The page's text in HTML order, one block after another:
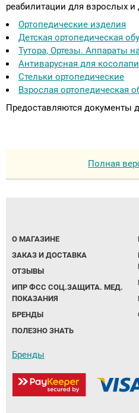
реабилитации для взрослых и
Ортопедические изделия
Детская ортопедическая
Тутора, Ортезы. Аппараты
Антиварусная для
Стельки ортопедические
Взрослая ортопедическая
Предоставляются документы
Полная
О МАГАЗИНЕ
ЗАКАЗ И ДОСТАВКА
ОТЗЫВЫ
ИПР ФСС СОЦ.ЗАЩИТА. МЕД.
ПОКАЗАНИЯ
БРЕНДЫ
ПОЛЕЗНО ЗНАТЬ
Бренды